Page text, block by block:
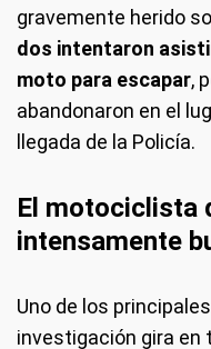
gravemente herido
dos intentaron
moto para escapar,
abandonaron en el
llegada de la Policía.
El motociclista
intensamente
Uno de los
investigación gira en